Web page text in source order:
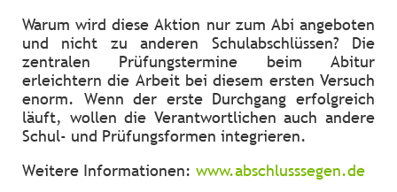
Warum wird diese Aktion nur zum Abi angeboten
und nicht zu anderen Schulabschlüssen? Die
zentralen Prüfungstermine beim Abitur
erleichtern die Arbeit bei diesem ersten Versuch
enorm. Wenn der erste Durchgang erfolgreich
läuft, wollen die Verantwortlichen auch andere
Schul- und Prüfungsformen integrieren.
Weitere Informationen: www.abschlusssegen.de